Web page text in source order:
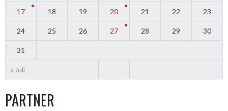
« Juli
17 18 19 20 21 22 23
24 25 26 27 28 29 30
31
PARTNER